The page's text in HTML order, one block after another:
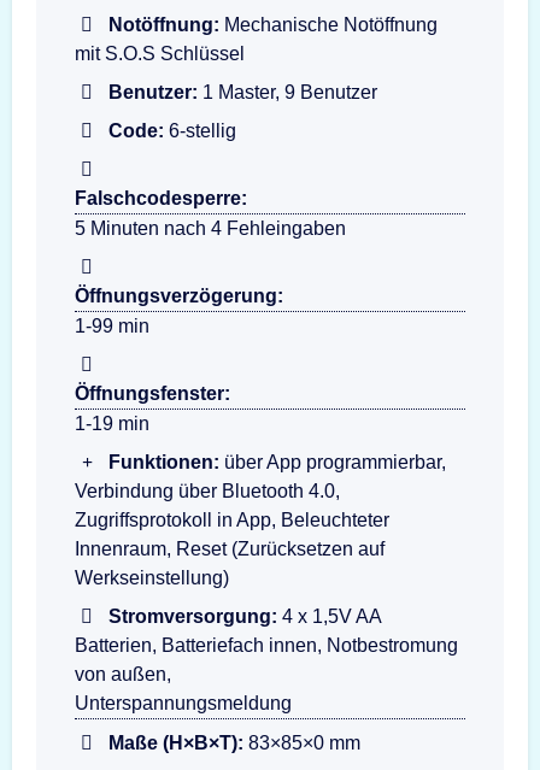
Notöffnung: Mechanische Notöffnung
mit S.O.S Schlüssel
Benutzer: 1 Master, 9 Benutzer
Code: 6-stellig
Falschcodesperre:
5 Minuten nach 4 Fehleingaben
Öffnungsverzögerung:
1-99 min
Öffnungsfenster:
1-19 min
Funktionen: über App programmierbar,
Verbindung über Bluetooth 4.0,
Zugriffsprotokoll in App, Beleuchteter
Innenraum, Reset (Zurücksetzen auf
Werkseinstellung)
Stromversorgung: 4 x 1,5V AA
Batterien, Batteriefach innen, Notbestromung
von außen,
Unterspannungsmeldung
Maße (H×B×T): 83×85×0 mm